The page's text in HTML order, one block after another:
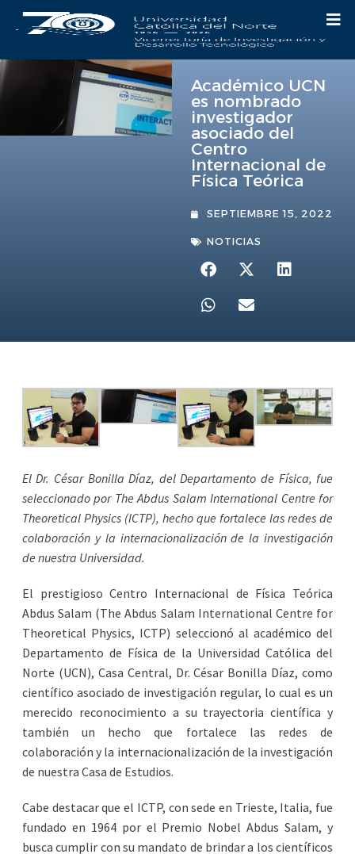
Académico UCN
es nombrado
investigador
asociado del
Centro
Internacional de
Física Teórica
SEPTIEMBRE 15, 2022
NOTICIAS
El Dr. César Bonilla Díaz, del Departamento de Física, fue
seleccionado por The Abdus Salam International Centre for
Theoretical Physics (ICTP), hecho que fortalece las redes de
colaboración y la internacionalización de la investigación
de nuestra Universidad.
El prestigioso Centro Internacional de Física Teórica
Abdus Salam (The Abdus Salam International Centre for
Theoretical Physics, ICTP) seleccionó al académico del
Departamento de Física de la Universidad Católica del
Norte (UCN), Casa Central, Dr. César Bonilla Díaz, como
científico asociado de investigación regular, lo cual es un
merecido reconocimiento a su trayectoria científica y
también un hecho que fortalece las redes de
colaboración y la internacionalización de la investigación
de nuestra Casa de Estudios.
Cabe destacar que el ICTP, con sede en Trieste, Italia, fue
fundado en 1964 por el Premio Nobel Abdus Salam, y
busca cumplir con su mandato de brindar a los científicos